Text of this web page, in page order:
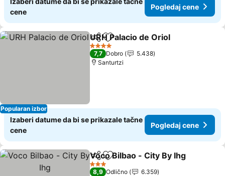
cene
Pogledaj cene
Popularan izbor
Deli Dodati u favorite
URH Palacio de Oriol
4 Zvezdice
7,7 Dobro
5.438
Santurtzi
Izaberi datume da bi se prikazale tačne
cene
Pogledaj cene
Deli Dodati u favorite
Voco Bilbao - City By Ihg
3 Zvezdice
8,9 Odlično
6.359